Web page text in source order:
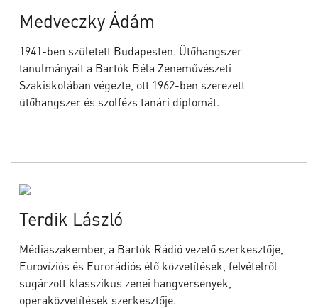
Medveczky Ádám
1941-ben született Budapesten. Ütőhangszer
tanulmányait a Bartók Béla Zeneművészeti
Szakiskolában végezte, ott 1962-ben szerezett
ütőhangszer és szolfézs tanári diplomát.
Terdik László
Médiaszakember, a Bartók Rádió vezető szerkesztője,
Eurovíziós és Eurorádiós élő közvetítések, felvételről
sugárzott klasszikus zenei hangversenyek,
operaközvetítések szerkesztője.